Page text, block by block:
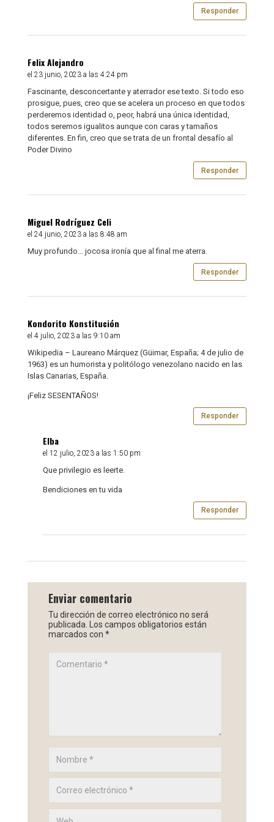
Responder
Felix Alejandro
el 23 junio, 2023 a las 4:24 pm
Fascinante, desconcertante y aterrador ese texto. Si todo eso
prosigue, pues, creo que se acelera un proceso en que todos
perderemos identidad o, peor, habrá una única identidad,
todos seremos igualitos aunque con caras y tamaños
diferentes. En fin, creo que se trata de un frontal desafío al
Poder Divino
Responder
Miguel Rodríguez Celi
el 24 junio, 2023 a las 8:48 am
Muy profundo… jocosa ironía que al final me aterra.
Responder
Kondorito Konstitución
el 4 julio, 2023 a las 9:10 am
Wikipedia – Laureano Márquez (Güimar, España; 4 de julio de
1963) es un humorista y politólogo venezolano nacido en las
Islas Canarias, España.
¡Feliz SESENTAÑOS!
Responder
Elba
el 12 julio, 2023 a las 1:50 pm
Que privilegio es leerte.
Bendiciones en tu vida
Responder
Enviar comentario
Tu dirección de correo electrónico no será
publicada.
Los campos obligatorios están
marcados con *